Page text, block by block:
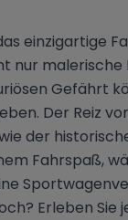
einzigartige
nur malerische
Gefährt
Der Reiz
der
Fahrspaß,
Erleben Sie